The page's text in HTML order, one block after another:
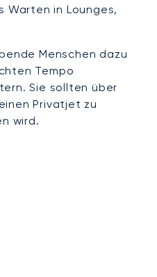
Warten in Lounges,
Menschen dazu
Tempo
Sie sollten über
Privatjet zu
wird.